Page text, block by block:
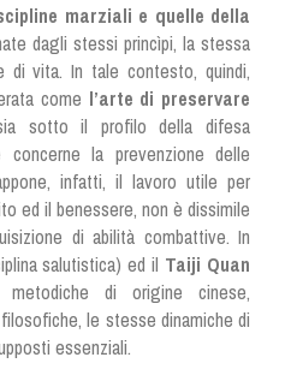
marziali e quelle della
dagli stessi princìpi, la stessa
vita. In tale contesto, quindi,
come l’arte di preservare
sotto il profilo della difesa
la prevenzione delle
infatti, il lavoro utile per
ed il benessere, non è dissimile
di abilità combattive. In
salutistica) ed il Taiji Quan
metodiche di origine cinese,
le stesse dinamiche di
essenziali.